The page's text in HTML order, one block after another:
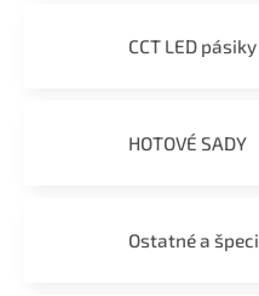
CCT LED pásiky
HOTOVÉ SADY
Ostatné a